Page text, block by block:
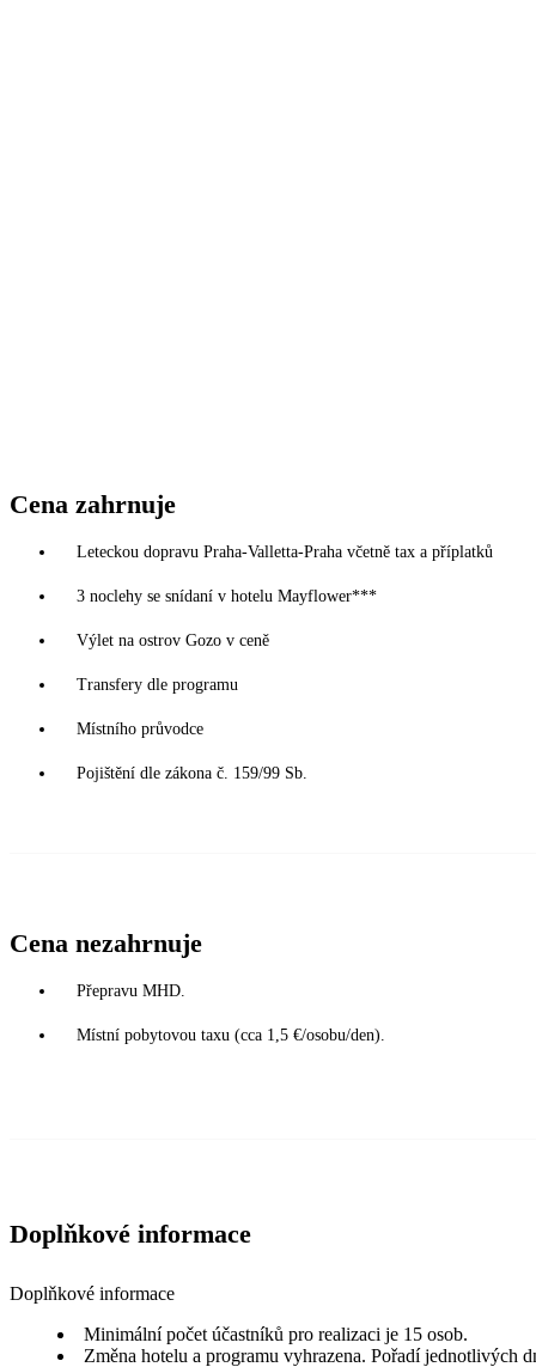
Cena zahrnuje
Leteckou dopravu Praha-Valletta-Praha včetně tax a příplatků
3 noclehy se snídaní v hotelu Mayflower***
Výlet na ostrov Gozo v ceně
Transfery dle programu
Místního průvodce
Pojištění dle zákona č. 159/99 Sb.
Cena nezahrnuje
Přepravu MHD.
Místní pobytovou taxu (cca 1,5 €/osobu/den).
Doplňkové informace
Doplňkové informace
Minimální počet účastníků pro realizaci je 15 osob.
Změna hotelu a programu vyhrazena. Pořadí jednotlivých